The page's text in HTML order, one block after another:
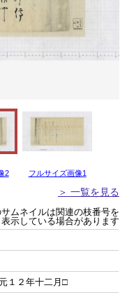
2 フルサイズ画像1
＞ 一覧を見る
ムネイルは関連の枝番号を
表示している場合があります
１２年十二月□